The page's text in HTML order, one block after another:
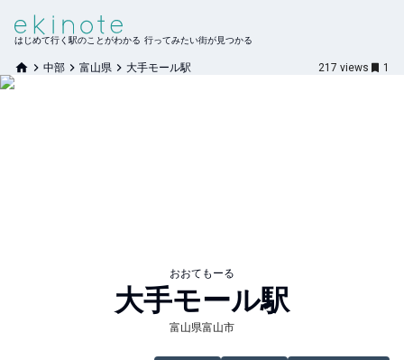
はじめて行く駅のことがわかる 行ってみたい街が見つかる
中部 富山県 大手モール駅 217 views 1
おおてもーる
大手モール駅
富山県富山市